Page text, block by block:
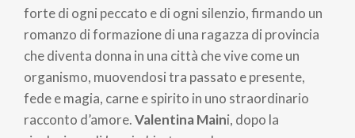
forte di ogni peccato e di ogni silenzio, firmando un
romanzo di formazione di una ragazza di provincia
che diventa donna in una città che vive come un
organismo, muovendosi tra passato e presente,
fede e magia, carne e spirito in uno straordinario
racconto d’amore.Valentina Maini, dopo la